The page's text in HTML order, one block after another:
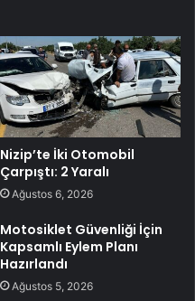
Nizip’te İki Otomobil
Çarpıştı: 2 Yaralı
Ağustos 6, 2026
Motosiklet Güvenliği İçin
Kapsamlı Eylem Planı
Hazırlandı
Ağustos 5, 2026